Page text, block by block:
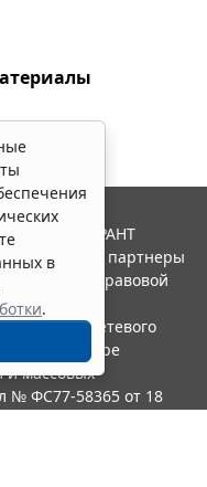
в
.
Система ГАРАНТ
"Гарант" и ее партнеры
правовой
качестве сетевого
в сфере
и массовых
№ ФС77-58365 от 18